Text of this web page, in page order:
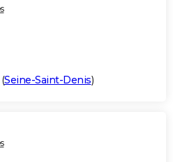
(Seine-Saint-Denis)